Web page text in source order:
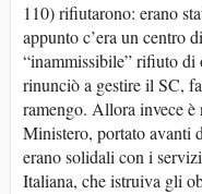
110) rifiutarono: erano
appunto c’era un centro
“inammissibile” rifiuto
rinunciò a gestire il SC,
ramengo. Allora invece
Ministero, portato avanti
erano solidali con i
Italiana, che istruiva gli